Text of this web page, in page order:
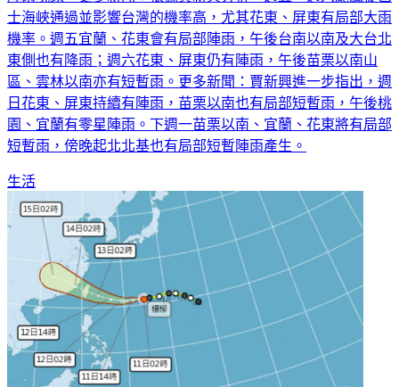
士海峽通過並影響台灣的機率高，尤其花東、屏東有局部大雨
機率。週五宜蘭、花東會有局部陣雨，午後台南以南及大台北
東側也有降雨；週六花東、屏東仍有陣雨，午後苗栗以南山
區、雲林以南亦有短暫雨。更多新聞：賈新興進一步指出，週
日花東、屏東持續有陣雨，苗栗以南也有局部短暫雨，午後桃
園、宜蘭有零星陣雨。下週一苗栗以南、宜蘭、花東將有局部
短暫雨，傍晚起北北基也有局部短暫陣雨產生。
生活